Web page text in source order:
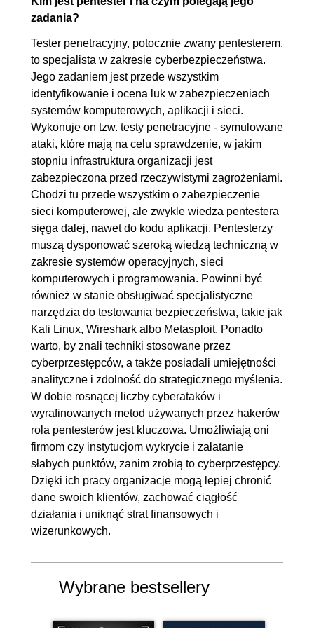
1.27. Polecenie ping oraz inne
polecenia testujące cz. 1
00:05:03
1.28. Polecenie ping oraz inne
najczęściej stosowane
polecenia testujące cz. 2
1.29. Polecenie ping oraz inne
najczęściej stosowane
polecenia testujące cz. 3
00:15:21
1.30. Łamanie hasła 7zip za
pomocą programu John the
Ripper
00:09:29
1.31. Generowanie haseł za
pomocą Crunch
1.32. Generowanie słowników
na podstawie stron WWW
00:06:05
1.33. Generowanie słownika z
ogólnodostępnych informacji
1.34. Bezpieczna przeglądarka
i wyszukiwarka treści
00:04:23
1.35. Zakończenie rozdziału 00:02:00
2. Podstawowe narzędzia Kali Linux 03:14:45
2.1. Narzędzie Hping3 -
wprowadzenie
00:08:56
2.2. Wprowadzenie do
2.3. TCP 3-Way Handshake
widoczny w programie
00:06:03
zadania?
Tester penetracyjny, potocznie zwany pentesterem,
to specjalista w zakresie cyberbezpieczeństwa.
Jego zadaniem jest przede wszystkim
identyfikowanie i ocena luk w zabezpieczeniach
systemów komputerowych, aplikacji i sieci.
Wykonuje on tzw. testy penetracyjne - symulowane
ataki, które mają na celu sprawdzenie, w jakim
stopniu infrastruktura organizacji jest
zabezpieczona przed rzeczywistymi zagrożeniami.
Chodzi tu przede wszystkim o zabezpieczenie
sieci komputerowej, ale zwykle wiedza pentestera
sięga dalej, nawet do kodu aplikacji. Pentesterzy
muszą dysponować szeroką wiedzą techniczną w
zakresie systemów operacyjnych, sieci
komputerowych i programowania. Powinni być
również w stanie obsługiwać specjalistyczne
narzędzia do testowania bezpieczeństwa, takie jak
Kali Linux, Wireshark albo Metasploit. Ponadto
warto, by znali techniki stosowane przez
cyberprzestępców, a także posiadali umiejętności
analityczne i zdolność do strategicznego myślenia.
W dobie rosnącej liczby cyberataków i
wyrafinowanych metod używanych przez hakerów
rola pentesterów jest kluczowa. Umożliwiają oni
firmom czy instytucjom wykrycie i załatanie
słabych punktów, zanim zrobią to cyberprzestępcy.
Dzięki ich pracy organizacje mogą lepiej chronić
dane swoich klientów, zachować ciągłość
działania i uniknąć strat finansowych i
wizerunkowych.
Wybrane bestsellery